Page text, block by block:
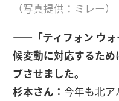
（写真提供：ミレー）
――「ティフォン ウォ
候変動に対応するた
プさせました。
杉本さん： 今年も北ア